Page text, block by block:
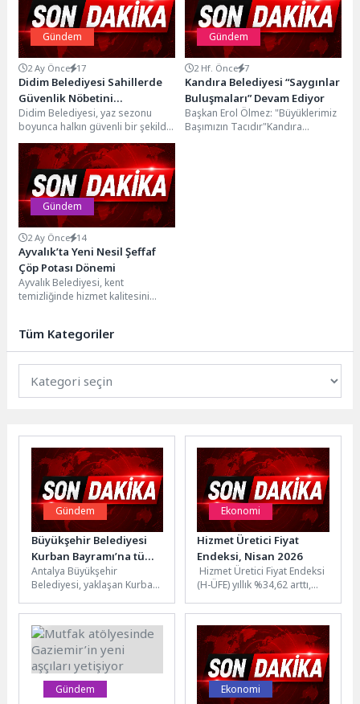
Gündem
2 Ay Önce 17
Didim Belediyesi Sahillerde
Güvenlik Nöbetini
Sürdürüyor
Didim Belediyesi, yaz sezonu
boyunca halkın güvenli bir şekilde
denizden faydalanabilmesi
amacıyla sahillerde cankurtaran
hizmetlerini...
Gündem
2 Hf. Önce 7
Kandıra Belediyesi “Saygınlar
Buluşmaları” Devam Ediyor
Başkan Erol Ölmez: "Büyüklerimiz
Başımızın Tacıdır"Kandıra
Gündem
2 Ay Önce 14
Ayvalık’ta Yeni Nesil Şeffaf
Çöp Potası Dönemi
Ayvalık Belediyesi, kent
temizliğinde hizmet kalitesini
Tüm Kategoriler
Gündem
Büyükşehir Belediyesi
Kurban Bayramı’na tüm
birimleriyle hazır
Antalya Büyükşehir
Belediyesi, yaklaşan Kurban
genelinde vatandaşların
rahat ve huzurlu bir
bayram...
Ekonomi
Hizmet Üretici Fiyat
Endeksi, Nisan 2026
Hizmet Üretici Fiyat Endeksi
(H-ÜFE) yıllık %34,62 arttı,
yılı Nisan ayında...
Gündem Ekonomi